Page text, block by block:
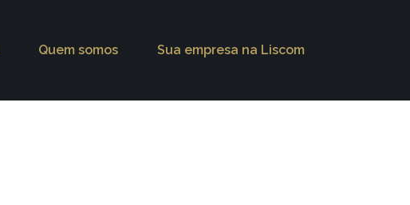
Quem somos Sua empresa na Liscom